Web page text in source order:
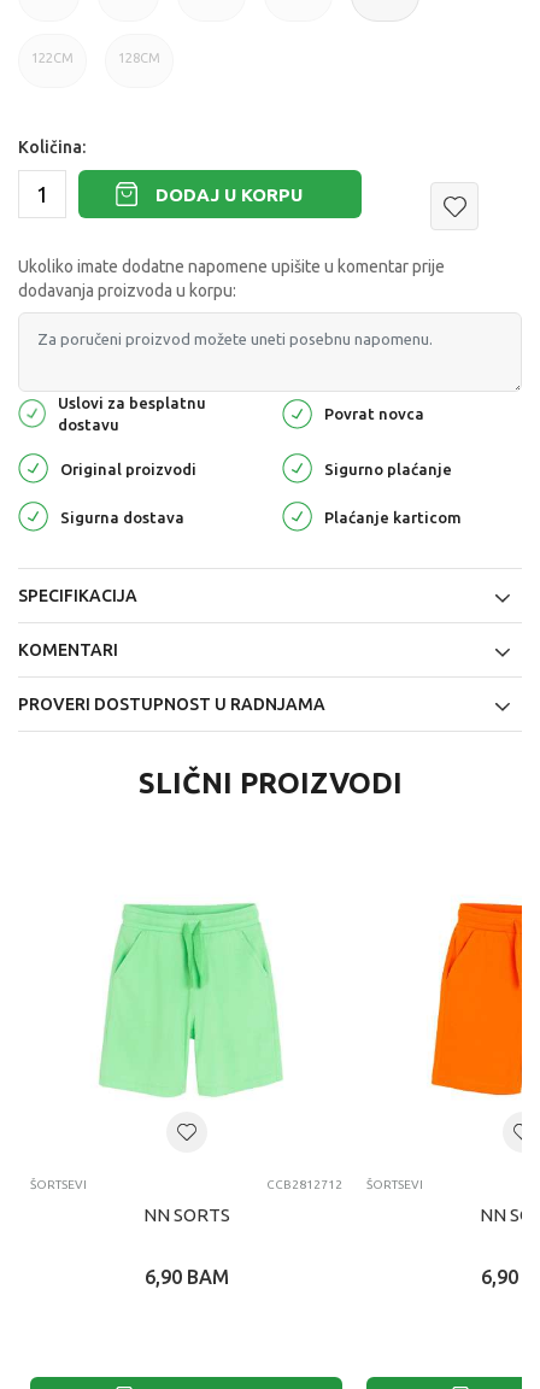
122CM 128CM
Količina:
DODAJ U KORPU
Ukoliko imate dodatne napomene upišite u komentar prije
dodavanja proizvoda u korpu:
Uslovi za besplatnu
dostavu
Povrat novca
Original proizvodi Sigurno plaćanje
Sigurna dostava Plaćanje karticom
SPECIFIKACIJA
KOMENTARI
PROVERI DOSTUPNOST U RADNJAMA
SLIČNI PROIZVODI
ŠORTSEVI CCB2812712
NN SORTS
6,90 BAM
ŠORTSEVI
NN
6,90